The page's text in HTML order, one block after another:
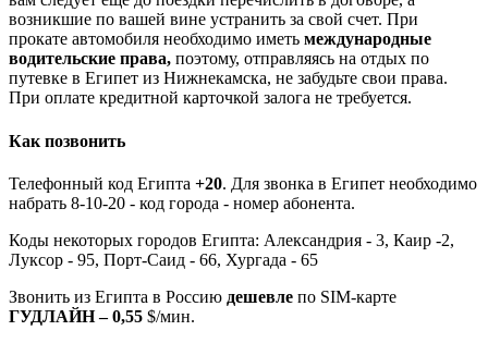
возникшие по вашей вине устранить за свой счет. При
прокате автомобиля необходимо иметь международные
водительские права, поэтому, отправляясь на отдых по
путевке в Египет из Нижнекамска, не забудьте свои права.
При оплате кредитной карточкой залога не требуется.
Как позвонить
Телефонный код Египта +20. Для звонка в Египет необходимо
набрать 8-10-20 - код города - номер абонента.
Коды некоторых городов Египта: Александрия - 3, Каир -2,
Луксор - 95, Порт-Саид - 66, Хургада - 65
Звонить из Египта в Россию дешевле по SIM-карте
ГУДЛАЙН – 0,55 $/мин.